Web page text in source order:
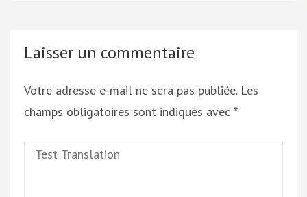
Laisser un commentaire
Votre adresse e-mail ne sera pas publiée. Les
champs obligatoires sont indiqués avec *
Test